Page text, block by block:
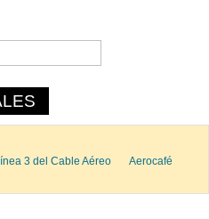
3 del Cable Aéreo
Aerocafé